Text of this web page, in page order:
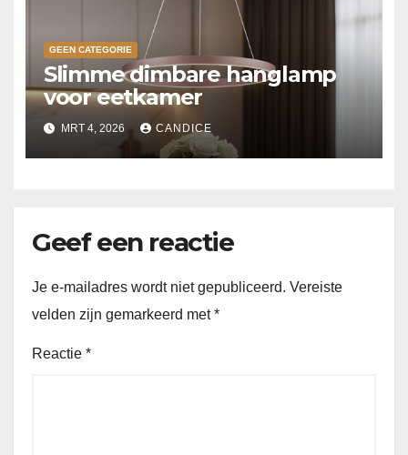
GEEN CATEGORIE
Slimme dimbare hanglamp
voor eetkamer
MRT 4, 2026 CANDICE
Geef een reactie
Je e-mailadres wordt niet gepubliceerd. Vereiste
velden zijn gemarkeerd met*
Reactie *